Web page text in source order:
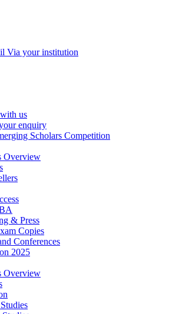
Via your institution
us
enquiry
Scholars Competition
Overview
& Press
Copies
Conferences
2025
Overview